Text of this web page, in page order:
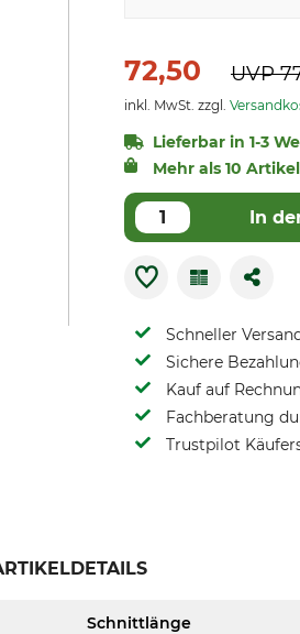
72,50 UVP
inkl. MwSt. zzgl.
Lieferbar in 1-3
Mehr als 10
In
Schneller
Sichere
Kauf auf
Fachberatung
Trustpilot
Schnittlänge